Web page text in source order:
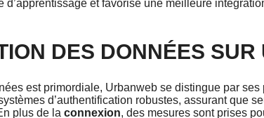
d’apprentissage et favorise une meilleure
DES DONNÉES
est primordiale, Urbanweb se distingue par
d’authentification robustes, assurant que
plus de la connexion, des mesures sont prises